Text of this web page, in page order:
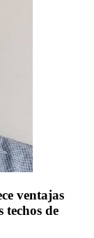
ventajas
techos de